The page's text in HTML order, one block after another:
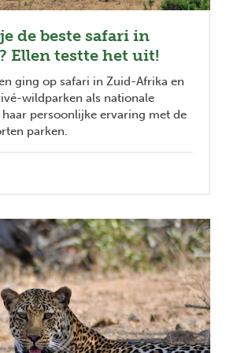
de beste safari in
Ellen testte het uit!
ging op safari in Zuid-Afrika en
wildparken als nationale
haar persoonlijke ervaring met de
parken.